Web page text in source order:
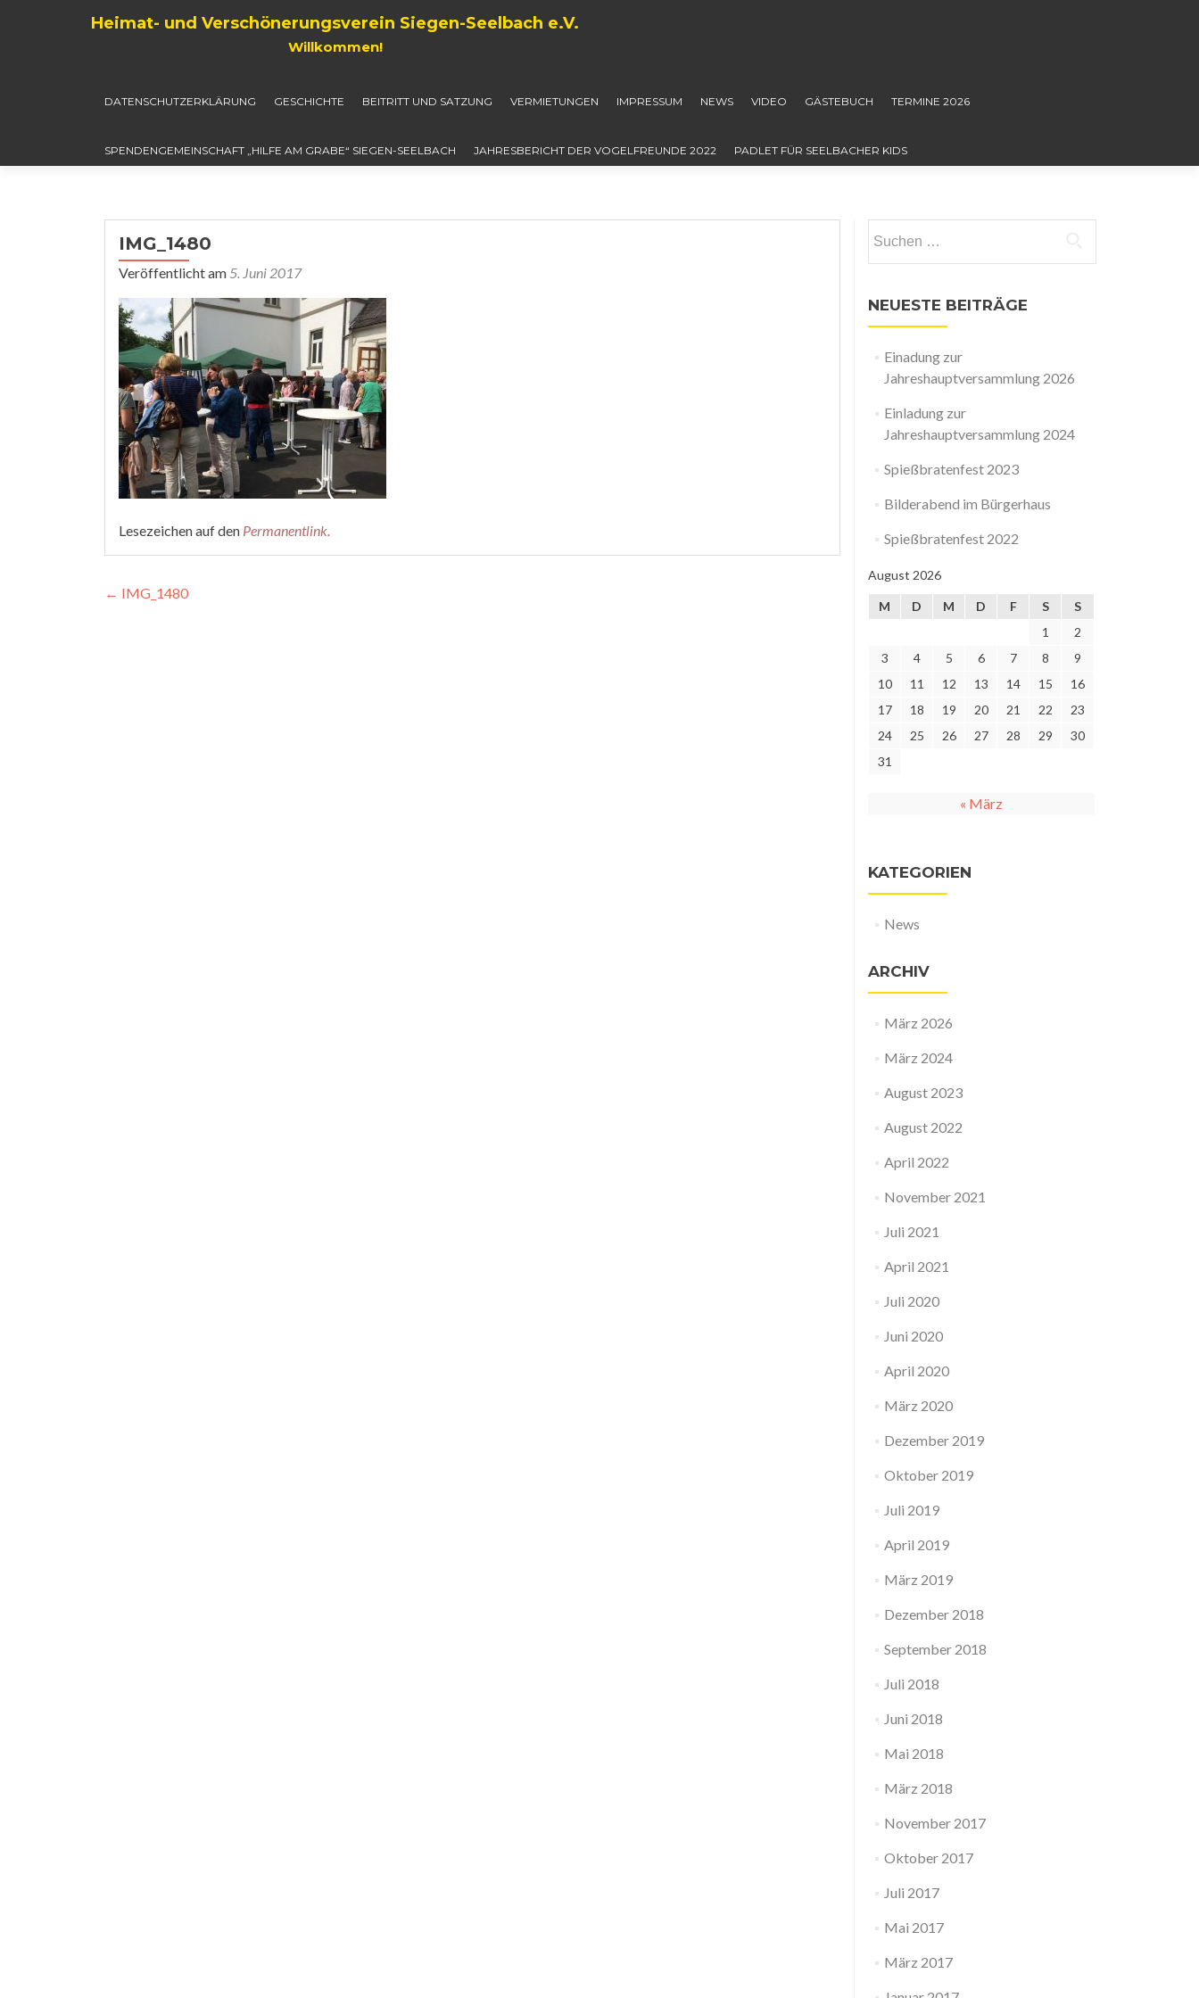
Heimat- und Verschönerungsverein Siegen-Seelbach e.V.
Willkommen!
DATENSCHUTZERKLÄRUNG GESCHICHTE BEITRITT UND SATZUNG VERMIETUNGEN IMPRESSUM NEWS VIDEO GÄSTEBUCH TERMINE 2026
SPENDENGEMEINSCHAFT „HILFE AM GRABE“ SIEGEN-SEELBACH JAHRESBERICHT DER VOGELFREUNDE 2022 PADLET FÜR SEELBACHER KIDS
IMG_1480
Veröffentlicht am 5. Juni 2017
Lesezeichen auf den Permanentlink.
Beitragsnavigation
← IMG_1480
nach:
NEUESTE BEITRÄGE
Einadung zur
Jahreshauptversammlung 2026
Einladung zur
Jahreshauptversammlung 2024
Spießbratenfest 2023
Bilderabend im Bürgerhaus
Spießbratenfest 2022
August 2026
M D M D F S
S
1
2
3
4 5 6 7 8
9
10
11 12 13 14 15
16
17
18 19 20 21 22
23
24
25 26 27 28 29
30
31
« März
KATEGORIEN
News
ARCHIV
März 2026
März 2024
August 2023
August 2022
April 2022
November 2021
Juli 2021
April 2021
Juli 2020
Juni 2020
April 2020
März 2020
Dezember 2019
Oktober 2019
Juli 2019
April 2019
März 2019
Dezember 2018
September 2018
Juli 2018
Juni 2018
Mai 2018
März 2018
November 2017
Oktober 2017
Juli 2017
Mai 2017
März 2017